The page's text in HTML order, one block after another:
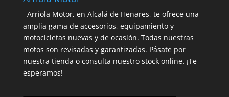
Arriola Motor, en Alcalá de Henares, te ofrece una
amplia gama de accesorios, equipamiento y
motocicletas nuevas y de ocasión. Todas nuestras
motos son revisadas y garantizadas. Pásate por
nuestra tienda o consulta nuestro stock online. ¡Te
esperamos!